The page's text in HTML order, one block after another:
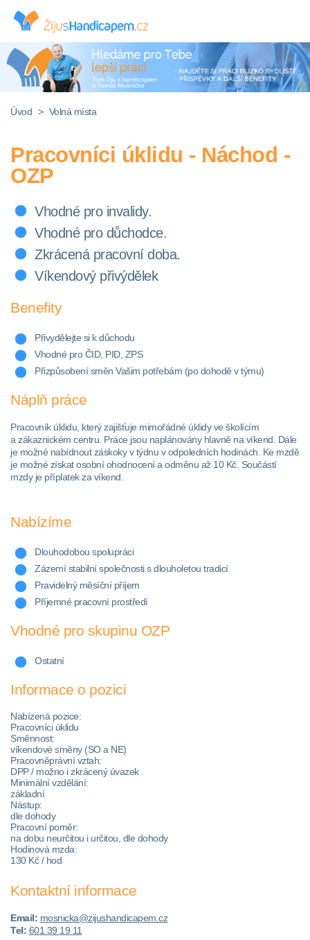
Úvod > Volná místa
Pracovníci úklidu - Náchod -
OZP
Vhodné pro invalidy.
Vhodné pro důchodce.
Zkrácená pracovní doba.
Víkendový přivýdělek
Benefity
Přivydělejte si k důchodu
Vhodné pro ČID, PID, ZPS
Přizpůsobení směn Vašim potřebám (po dohodě v týmu)
Náplň práce
Pracovník úklidu, který zajišťuje mimořádné úklidy ve školícím
a zákaznickém centru. Práce jsou naplánovány hlavně na víkend. Dále
je možné nabídnout záskoky v týdnu v odpoledních hodinách. Ke mzdě
je možné získat osobní ohodnocení a odměnu až 10 Kč. Součástí
mzdy je příplatek za víkend.
Nabízíme
Dlouhodobou spolupráci
Zázemí stabilní společnosti s dlouholetou tradicí
Pravidelný měsíční příjem
Příjemné pracovní prostředí
Vhodné pro skupinu OZP
Ostatní
Informace o pozici
Nabízená pozice:
Pracovníci úklidu
Směnnost:
víkendové směny (SO a NE)
Pracovněprávní vztah:
DPP / možno i zkrácený úvazek
Minimální vzdělání:
základní
Nástup:
dle dohody
Pracovní poměr:
na dobu neurčitou i určitou, dle dohody
Hodinová mzda:
130 Kč / hod
Kontaktní informace
Email: mosnicka@zijushandicapem.cz
Tel: 601 39 19 11